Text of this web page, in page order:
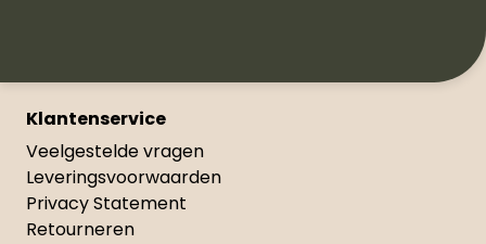
Klantenservice
Veelgestelde vragen
Leveringsvoorwaarden
Privacy Statement
Retourneren